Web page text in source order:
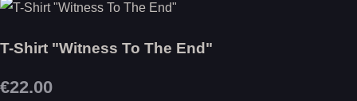
T-Shirt "Witness To The End"
€22.00